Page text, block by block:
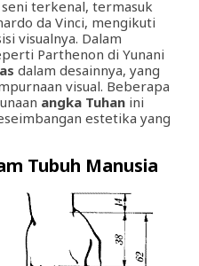
terkenal, termasuk
da Vinci, mengikuti
visualnya. Dalam
Parthenon di Yunani
dalam desainnya, yang
visual. Beberapa
angka Tuhan ini
estetika yang
Tubuh Manusia